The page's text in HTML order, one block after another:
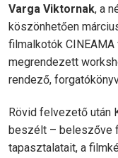
Varga Viktornak, a
köszönhetően
filmalkotók
megrendezett
rendező,
Rövid felvezető után
beszélt – beleszőve
tapasztalatait, a